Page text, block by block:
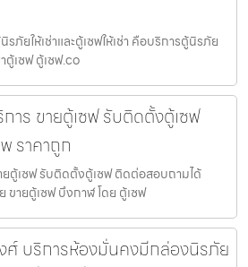
ภัยให้เช่าและตู้เซฟให้เช่า คือบริการตู้นิรภัย
ตู้เซฟ ตู้เซฟ.co
าร ขายตู้เซฟ รับติดตั้งตู้เซฟ
ราคาถูก
ยตู้เซฟ รับติดตั้งตู้เซฟ ติดต่อสอบถามได้
ขายตู้เซฟ บึงกาฬ โดย ตู้เซฟ
ศ์ บริการห้องมั่นคงมีกล่องนิรภัย